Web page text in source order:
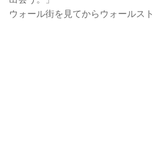
ウォール街を見てからウォールス